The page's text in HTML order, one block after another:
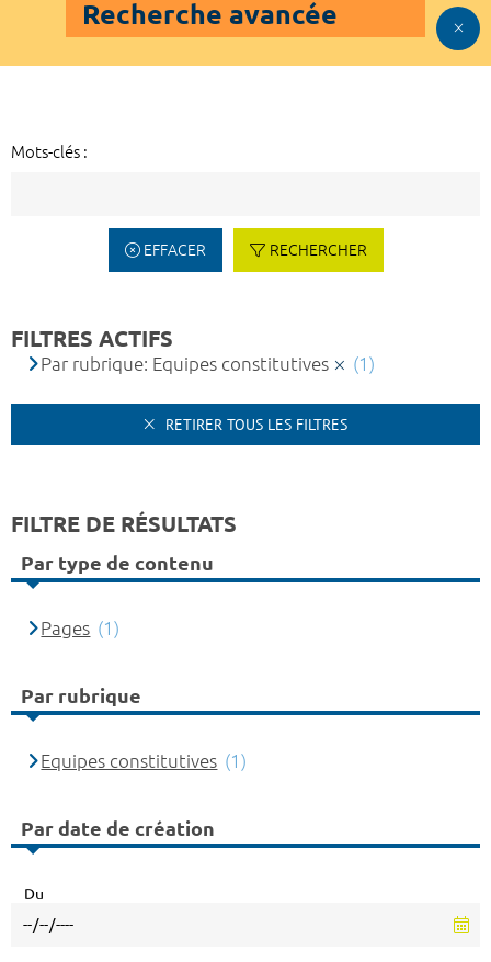
Recherche avancée
Mots-clés :
EFFACER RECHERCHER
FILTRES ACTIFS
Par rubrique: Equipes constitutives (1)
RETIRER TOUS LES FILTRES
FILTRE DE RÉSULTATS
Par type de contenu
Pages (1)
Par rubrique
Equipes constitutives (1)
Par date de création
Du